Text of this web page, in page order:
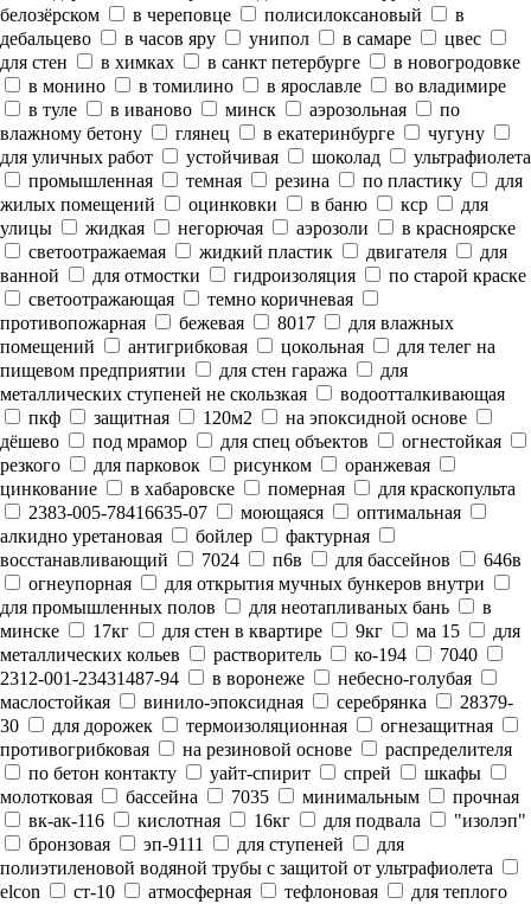
белозёрском
в череповце полисилоксановый
в
дебальцево
в часов яру унипол в самаре
цвес
для стен
в химках в санкт петербурге
в новогродовке
в монино
в томилино в ярославле
во владимире
в туле
в иваново минск аэрозольная
по
влажному бетону
глянец в екатеринбурге
чугуну
для уличных работ
устойчивая шоколад
ультрафиолета
промышленная
темная резина по пластику
для
жилых помещений
оцинковки в баню кср
для
улицы
жидкая негорючая аэрозоли
в красноярске
светоотражаемая
жидкий пластик двигателя
для
ванной
для отмостки гидроизоляция
по старой краске
светоотражающая
темно коричневая
противопожарная
бежевая 8017
для влажных
помещений
антигрибковая цокольная
для телег на
пищевом предприятии
для стен гаража
для
металлических ступеней не скользкая
водоотталкивающая
пкф
защитная 120м2
на эпоксидной основе
дёшево
под мрамор для спец объектов
огнестойкая
резкого
для парковок рисунком
оранжевая
цинкование
в хабаровске померная
для краскопульта
2383-005-78416635-07
моющаяся
оптимальная
алкидно уретановая
бойлер
фактурная
восстанавливающий
7024 п6в для бассейнов
646в
огнеупорная
для открытия мучных бункеров внутри
для промышленных полов
для неотапливаных бань
в
минске
17кг для стен в квартире 9кг ма 15
для
металлических кольев
растворитель ко-194
7040
2312-001-23431487-94
в воронеже
небесно-голубая
маслостойкая
винило-эпоксидная серебрянка
28379-
30
для дорожек термоизоляционная
огнезащитная
противогрибковая
на резиновой основе
распределителя
по бетон контакту
уайт-спирит спрей
шкафы
молотковая
бассейна 7035 минимальным
прочная
вк-ак-116
кислотная 16кг для подвала
"изолэп"
бронзовая
эп-9111 для ступеней
для
полиэтиленовой водяной трубы с защитой от ультрафиолета
elcon
ст-10 атмосферная тефлоновая
для теплого